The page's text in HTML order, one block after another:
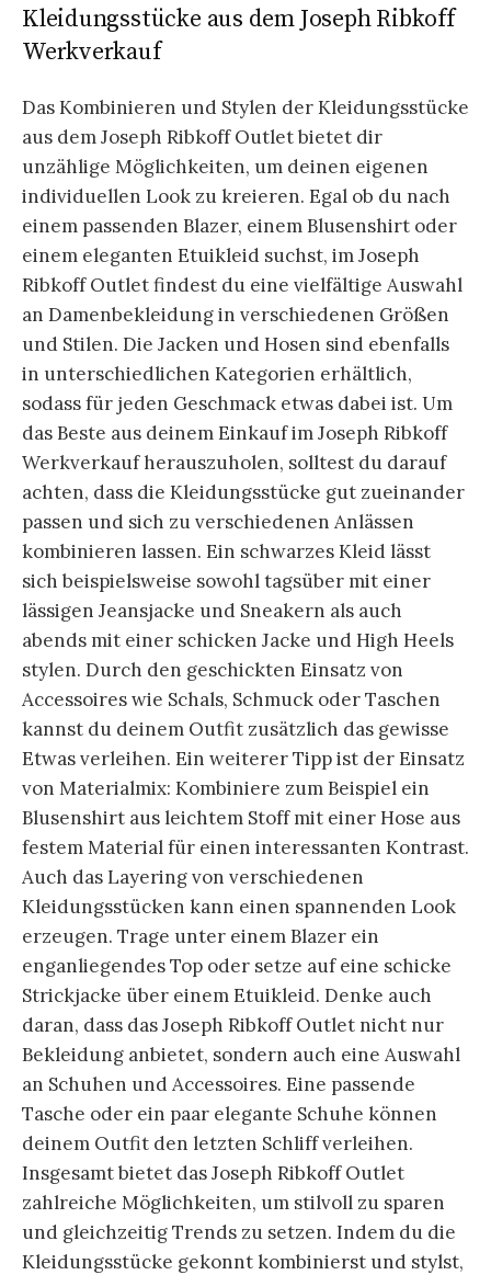
Kleidungsstücke aus dem Joseph Ribkoff
Werkverkauf
Das Kombinieren und Stylen der Kleidungsstücke
aus dem Joseph Ribkoff Outlet bietet dir
unzählige Möglichkeiten, um deinen eigenen
individuellen Look zu kreieren. Egal ob du nach
einem passenden Blazer, einem Blusenshirt oder
einem eleganten Etuikleid suchst, im Joseph
Ribkoff Outlet findest du eine vielfältige Auswahl
an Damenbekleidung in verschiedenen Größen
und Stilen. Die Jacken und Hosen sind ebenfalls
in unterschiedlichen Kategorien erhältlich,
sodass für jeden Geschmack etwas dabei ist. Um
das Beste aus deinem Einkauf im Joseph Ribkoff
Werkverkauf herauszuholen, solltest du darauf
achten, dass die Kleidungsstücke gut zueinander
passen und sich zu verschiedenen Anlässen
kombinieren lassen. Ein schwarzes Kleid lässt
sich beispielsweise sowohl tagsüber mit einer
lässigen Jeansjacke und Sneakern als auch
abends mit einer schicken Jacke und High Heels
stylen. Durch den geschickten Einsatz von
Accessoires wie Schals, Schmuck oder Taschen
kannst du deinem Outfit zusätzlich das gewisse
Etwas verleihen. Ein weiterer Tipp ist der Einsatz
von Materialmix: Kombiniere zum Beispiel ein
Blusenshirt aus leichtem Stoff mit einer Hose aus
festem Material für einen interessanten Kontrast.
Auch das Layering von verschiedenen
Kleidungsstücken kann einen spannenden Look
erzeugen. Trage unter einem Blazer ein
enganliegendes Top oder setze auf eine schicke
Strickjacke über einem Etuikleid. Denke auch
daran, dass das Joseph Ribkoff Outlet nicht nur
Bekleidung anbietet, sondern auch eine Auswahl
an Schuhen und Accessoires. Eine passende
Tasche oder ein paar elegante Schuhe können
deinem Outfit den letzten Schliff verleihen.
Insgesamt bietet das Joseph Ribkoff Outlet
zahlreiche Möglichkeiten, um stilvoll zu sparen
und gleichzeitig Trends zu setzen. Indem du die
Kleidungsstücke gekonnt kombinierst und stylst,